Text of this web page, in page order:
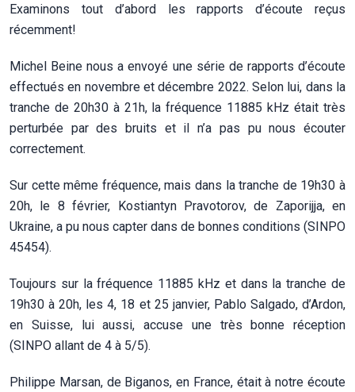
Examinons tout d’abord les rapports d’écoute reçus
récemment!
Michel Beine nous a envoyé une série de rapports d’écoute
effectués en novembre et décembre 2022. Selon lui, dans la
tranche de 20h30 à 21h, la fréquence 11885 kHz était très
perturbée par des bruits et il n’a pas pu nous écouter
correctement.
Sur cette même fréquence, mais dans la tranche de 19h30 à
20h, le 8 février, Kostiantyn Pravotorov, de Zaporijja, en
Ukraine, a pu nous capter dans de bonnes conditions (SINPO
45454).
Toujours sur la fréquence 11885 kHz et dans la tranche de
19h30 à 20h, les 4, 18 et 25 janvier, Pablo Salgado, d’Ardon,
en Suisse, lui aussi, accuse une très bonne réception
(SINPO allant de 4 à 5/5).
Philippe Marsan, de Biganos, en France, était à notre écoute